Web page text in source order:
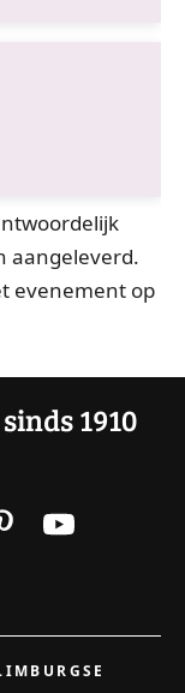
aangeleverd.
evenement op
1910